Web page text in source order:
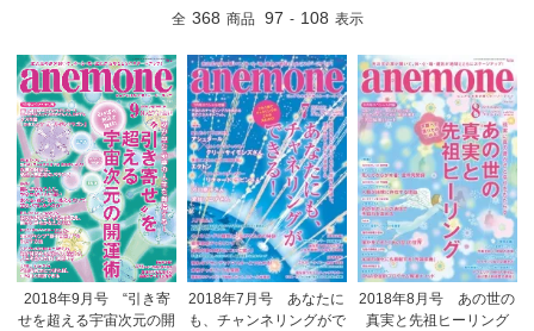
全 368 商品 97 - 108 表示
2018年9月号 “引き寄
せを超える宇宙次元の開
2018年7月号 あなたに
も、チャンネリングがで
2018年8月号 あの世の
真実と先祖ヒーリング